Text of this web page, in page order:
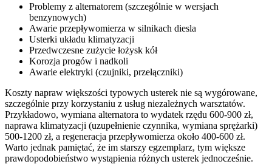
Problemy z alternatorem (szczególnie w wersjach
benzynowych)
Awarie przepływomierza w silnikach diesla
Usterki układu klimatyzacji
Przedwczesne zużycie łożysk kół
Korozja progów i nadkoli
Awarie elektryki (czujniki, przełączniki)
Koszty napraw większości typowych usterek nie są wygórowane,
szczególnie przy korzystaniu z usług niezależnych warsztatów.
Przykładowo, wymiana alternatora to wydatek rzędu 600-900 zł,
naprawa klimatyzacji (uzupełnienie czynnika, wymiana sprężarki)
500-1200 zł, a regeneracja przepływomierza około 400-600 zł.
Warto jednak pamiętać, że im starszy egzemplarz, tym większe
prawdopodobieństwo wystąpienia różnych usterek jednocześnie.